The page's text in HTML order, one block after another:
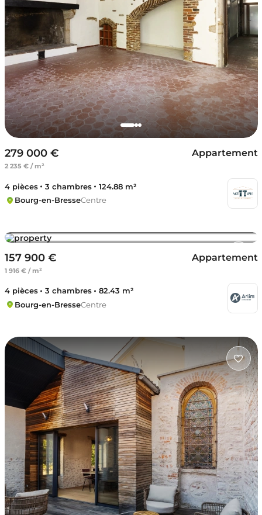
279 000 €
2 235 € / m²
Appartement
4 pièces 3 chambres
124.88 m²
Bourg-en-BresseCentre
157 900 €
1 916 € / m²
Appartement
4 pièces 3 chambres
82.43 m²
Bourg-en-BresseCentre